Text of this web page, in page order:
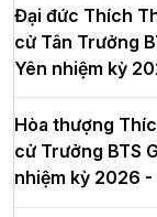
Đại đức Thích
cử Tân Trưởng
Yên nhiệm kỳ
Hòa thượng
cử Trưởng BTS
nhiệm kỳ 2026 -